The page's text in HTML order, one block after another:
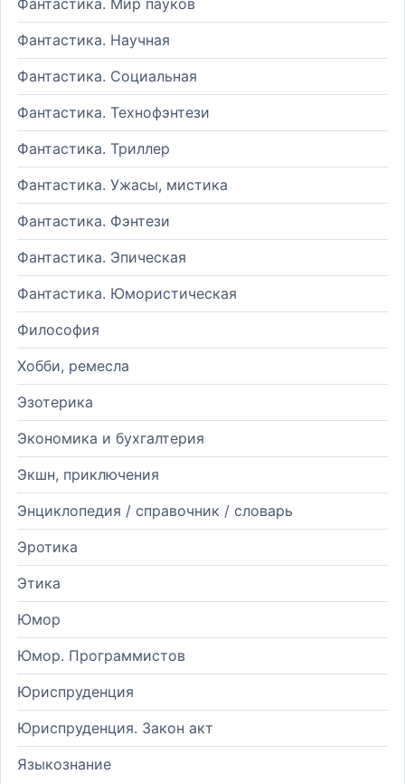
Фантастика. Мир пауков
Фантастика. Научная
Фантастика. Социальная
Фантастика. Технофэнтези
Фантастика. Триллер
Фантастика. Ужасы, мистика
Фантастика. Фэнтези
Фантастика. Эпическая
Фантастика. Юмористическая
Философия
Хобби, ремесла
Эзотерика
Экономика и бухгалтерия
Экшн, приключения
Энциклопедия / справочник / словарь
Эротика
Этика
Юмор
Юмор. Программистов
Юриспруденция
Юриспруденция. Закон акт
Языкознание